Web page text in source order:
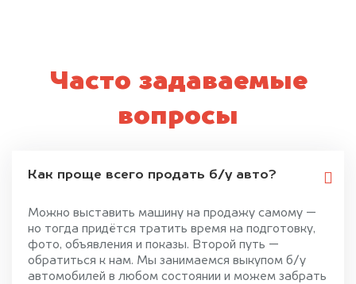
Часто задаваемые
вопросы
Как проще всего продать б/у авто?
Можно выставить машину на продажу самому —
но тогда придётся тратить время на подготовку,
фото, объявления и показы. Второй путь —
обратиться к нам. Мы занимаемся выкупом б/у
автомобилей в любом состоянии и можем забрать